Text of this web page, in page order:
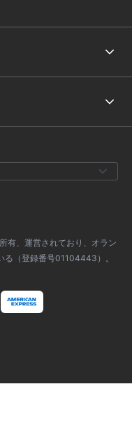
有、運営されており、オラン
る（登録番号01104443）。